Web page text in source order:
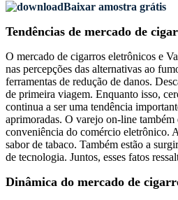
Baixar amostra grátis
Tendências de mercado de
O mercado de cigarros eletrônicos e
nas percepções das alternativas ao
ferramentas de redução de danos.
de primeira viagem. Enquanto isso,
continua a ser uma tendência
aprimoradas. O varejo on-line
conveniência do comércio eletrônico.
sabor de tabaco. Também estão a
de tecnologia. Juntos, esses fatos
Dinâmica do mercado de